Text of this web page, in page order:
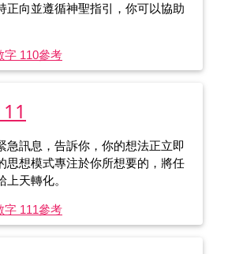
正向並遵循神聖指引，你可以協助
字 110參考
急訊息，告訴你，你的想法正立即
思想模式專注於你所想要的，將任
天轉化。
字 111參考